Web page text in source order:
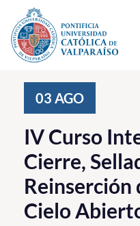
Click acá para ir directamente
Investigación, Creación
PUCV Internacional
Vinculación con el
Admisión
03 AGO
IV Curso
Cierre,
Reinserción
Cielo